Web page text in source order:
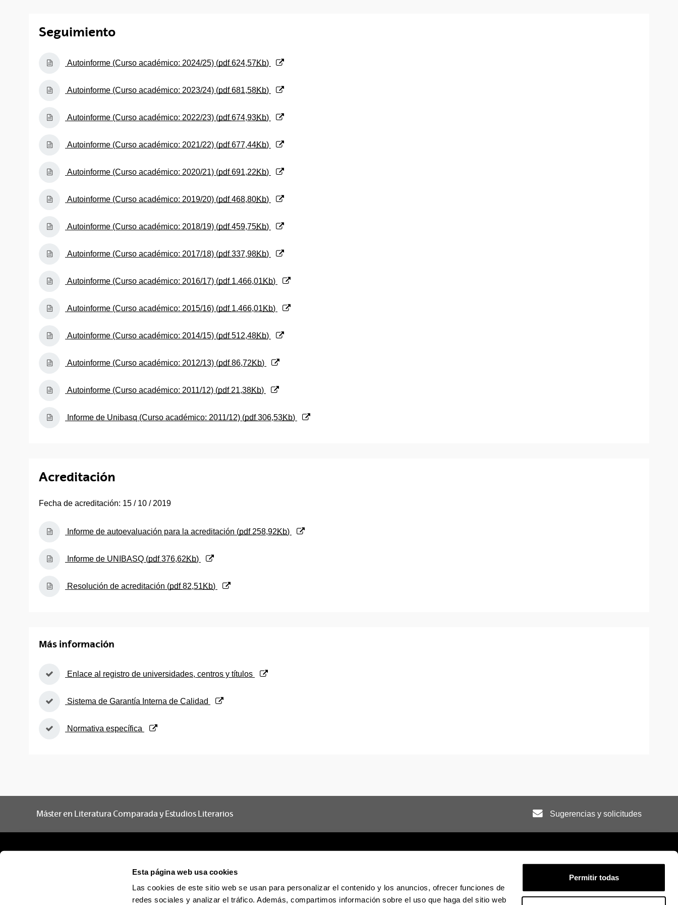
Esta página web usa cookies
Las cookies de este sitio web se usan para personalizar el contenido y los anuncios, ofrecer funciones de
redes sociales y analizar el tráfico. Además, compartimos información sobre el uso que haga del sitio web
Permitir todas
Seguimiento
(Abre una nueva ventana)
Autoinforme (Curso académico: 2024/25) (pdf624,57Kb)
(Abre una nueva ventana)
Autoinforme (Curso académico: 2023/24) (pdf681,58Kb)
(Abre una nueva ventana)
Autoinforme (Curso académico: 2022/23) (pdf674,93Kb)
(Abre una nueva ventana)
Autoinforme (Curso académico: 2021/22) (pdf677,44Kb)
(Abre una nueva ventana)
Autoinforme (Curso académico: 2020/21) (pdf691,22Kb)
(Abre una nueva ventana)
Autoinforme (Curso académico: 2019/20) (pdf468,80Kb)
(Abre una nueva ventana)
Autoinforme (Curso académico: 2018/19) (pdf459,75Kb)
(Abre una nueva ventana)
Autoinforme (Curso académico: 2017/18) (pdf337,98Kb)
(Abre una nueva ventana)
Autoinforme (Curso académico: 2016/17) (pdf 1.466,01Kb)
(Abre una nueva ventana)
Autoinforme (Curso académico: 2015/16) (pdf 1.466,01Kb)
(Abre una nueva ventana)
Autoinforme (Curso académico: 2014/15) (pdf512,48Kb)
(Abre una nueva ventana)
Autoinforme (Curso académico: 2012/13) (pdf86,72Kb)
(Abre una nueva ventana)
Autoinforme (Curso académico: 2011/12) (pdf 21,38Kb)
(Abre una nueva ventana)
Informe de Unibasq (Curso académico: 2011/12) (pdf306,53Kb)
Acreditación
Fecha de acreditación: 15 / 10 / 2019
(Abre una nueva ventana)
Informe de autoevaluación para la acreditación (pdf 258,92Kb)
(Abre una nueva ventana)
Informe de UNIBASQ (pdf376,62Kb)
(Abre una nueva ventana)
Resolución de acreditación (pdf82,51Kb)
Más información
(Abre una nueva ventana)
Enlace al registro de universidades, centros y títulos
(Abre una nueva ventana)
Sistema de Garantía Interna de Calidad
(Abre una nueva ventana)
Normativa específica
Máster en Literatura Comparada y Estudios Literarios Sugerencias y solicitudes
Sede electrónica Accesibilidad Información legal Mapa Ayuda Contacto